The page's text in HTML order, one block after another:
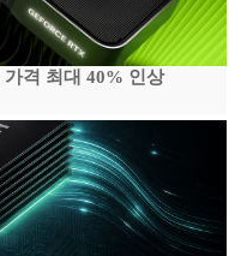
격 최대 40% 인상